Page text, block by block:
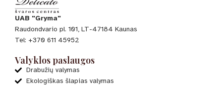
UAB "Gryma"
Raudondvario pl. 101, LT-47184 Kaunas
Tel: +370 611 45952
Valyklos paslaugos
Drabužių valymas
Ekologiškas šlapias valymas